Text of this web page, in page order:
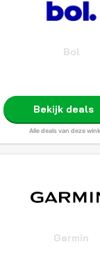
Bol
Bekijk deals
Alle deals van deze
Garmin